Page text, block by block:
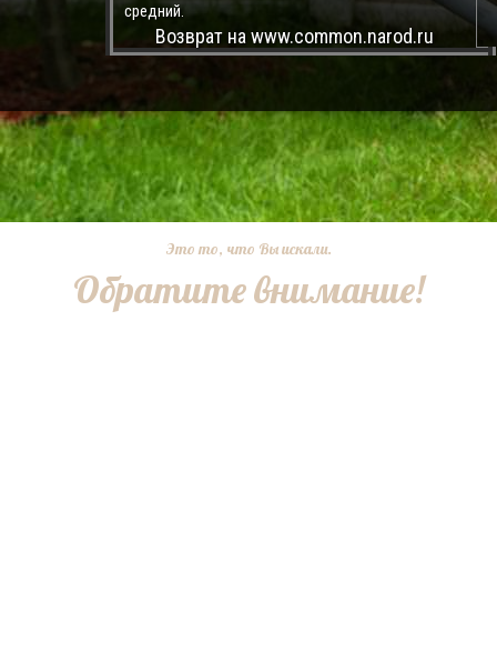
средний.
Возврат на www.common.narod.ru
Это то, что Вы искали.
Обратите внимание!